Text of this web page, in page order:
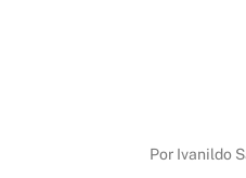
Por Ivanildo